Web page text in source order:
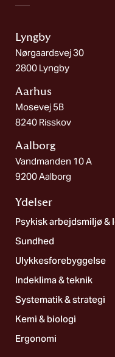
Lyngby
Nørgaardsvej 30
2800 Lyngby
Aarhus
Mosevej 5B
8240 Risskov
Aalborg​
Vandmanden 10 A
9200 Aalborg
Ydelser
Psykisk arbejdsmiljø &
Sundhed
Ulykkesforebyggelse
Indeklima & teknik
Systematik & strategi
Kemi & biologi
Ergonomi